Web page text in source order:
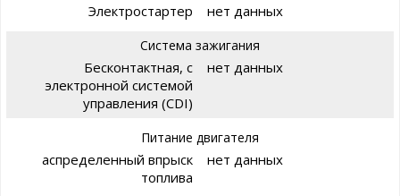
Электростартер нет данных
Система зажигания
Бесконтактная, с
электронной системой
управления (CDI)
нет данных
Питание двигателя
аспределенный впрыск
топлива
нет данных